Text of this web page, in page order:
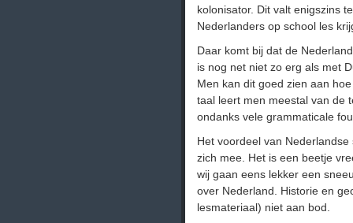
kolonisator. Dit valt enigszins
Nederlanders op school les
Daar komt bij dat de
is nog net niet zo erg als met
Men kan dit goed zien aan
taal leert men meestal van de
ondanks vele grammaticale
Het voordeel van
zich mee. Het is een beetje
wij gaan eens lekker een
over Nederland. Historie en
lesmateriaal) niet aan bod.